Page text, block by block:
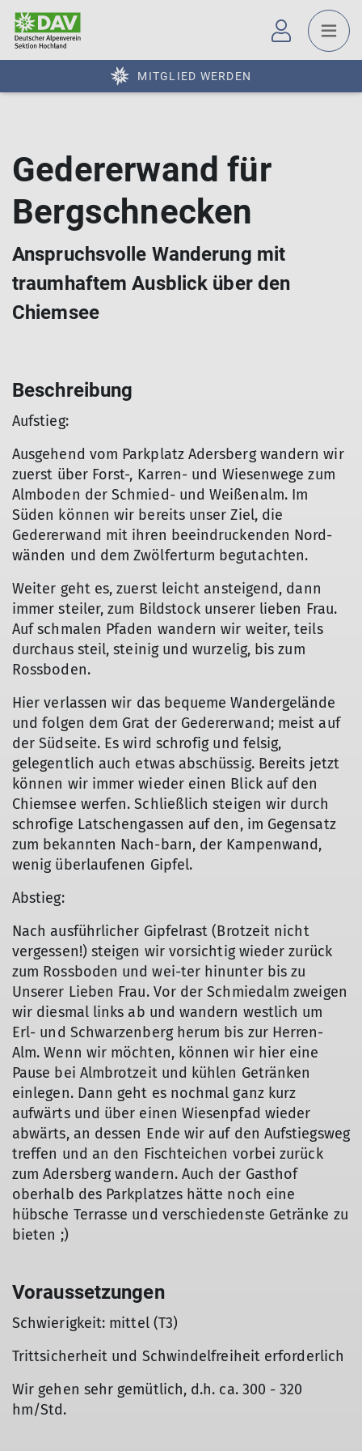
MITGLIED WERDEN
Gedererwand für
Bergschnecken
Anspruchsvolle Wanderung mit
traumhaftem Ausblick über den
Chiemsee
Beschreibung
Aufstieg:
Ausgehend vom Parkplatz Adersberg wandern wir
zuerst über Forst-, Karren- und Wiesenwege zum
Almboden der Schmied- und Weißenalm. Im
Süden können wir bereits unser Ziel, die
Gedererwand mit ihren beeindruckenden Nord-
wänden und dem Zwölferturm begutachten.
Weiter geht es, zuerst leicht ansteigend, dann
immer steiler, zum Bildstock unserer lieben Frau.
Auf schmalen Pfaden wandern wir weiter, teils
durchaus steil, steinig und wurzelig, bis zum
Rossboden.
Hier verlassen wir das bequeme Wandergelände
und folgen dem Grat der Gedererwand; meist auf
der Südseite. Es wird schrofig und felsig,
gelegentlich auch etwas abschüssig. Bereits jetzt
können wir immer wieder einen Blick auf den
Chiemsee werfen. Schließlich steigen wir durch
schrofige Latschengassen auf den, im Gegensatz
zum bekannten Nach-barn, der Kampenwand,
wenig überlaufenen Gipfel.
Abstieg:
Nach ausführlicher Gipfelrast (Brotzeit nicht
vergessen!) steigen wir vorsichtig wieder zurück
zum Rossboden und wei-ter hinunter bis zu
Unserer Lieben Frau. Vor der Schmiedalm zweigen
wir diesmal links ab und wandern westlich um
Erl- und Schwarzenberg herum bis zur Herren-
Alm. Wenn wir möchten, können wir hier eine
Pause bei Almbrotzeit und kühlen Getränken
einlegen. Dann geht es nochmal ganz kurz
aufwärts und über einen Wiesenpfad wieder
abwärts, an dessen Ende wir auf den Aufstiegsweg
treffen und an den Fischteichen vorbei zurück
zum Adersberg wandern. Auch der Gasthof
oberhalb des Parkplatzes hätte noch eine
hübsche Terrasse und verschiedenste Getränke zu
bieten ;)
Voraussetzungen
Schwierigkeit: mittel (T3)
Trittsicherheit und Schwindelfreiheit erforderlich
Wir gehen sehr gemütlich, d.h. ca. 300 - 320
hm/Std.
© Edith Buchner